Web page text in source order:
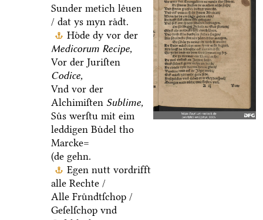
Sunder metich leͤuen
/ dat ys myn raͤdt.
Hoͤde dy vor der
Medicorum Recipe,
Vor der Juriſten
Codice,
Vnd vor der
Alchimiſten Sublime,
Suͤs werſtu mit eim
leddigen Buͤdel tho
Marcke=
(de gehn.
Egen nutt vordrifft
alle Rechte /
Alle Fruͤndtſchop /
Geſelſchop vnd